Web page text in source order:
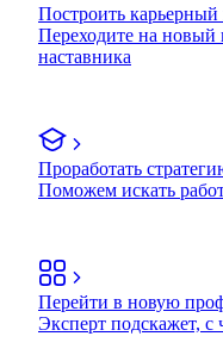
Построить карьерный
Переходите на
наставника
Проработать
Поможем искать
Перейти в новую
Эксперт подскажет, с